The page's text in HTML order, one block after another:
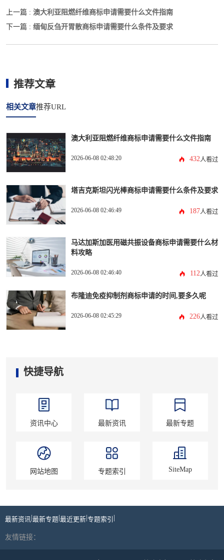
上一篇 : 澳大利亚阻燃纤维商标申请需要什么文件指南
下一篇 : 缅甸反刍开胃散商标申请需要什么条件及要求
推荐文章
相关文章推荐URL
澳大利亚阻燃纤维商标申请需要什么文件指南
2026-06-08 02:48:20 432人看过
塔吉克斯坦闪光棒商标申请需要什么条件及要求
2026-06-08 02:46:49 187人看过
马达加斯加医用磁共振设备商标申请需要什么材
料攻略
2026-06-08 02:46:40 112人看过
布隆迪免疫抑制剂商标申请的时间,要多久呢
2026-06-08 02:45:29 226人看过
快捷导航
资讯中心 最新资讯 最新专题
网站地图 专题索引 SiteMap
最新资讯 最新专题 最近更新 专题索引
友情链接：